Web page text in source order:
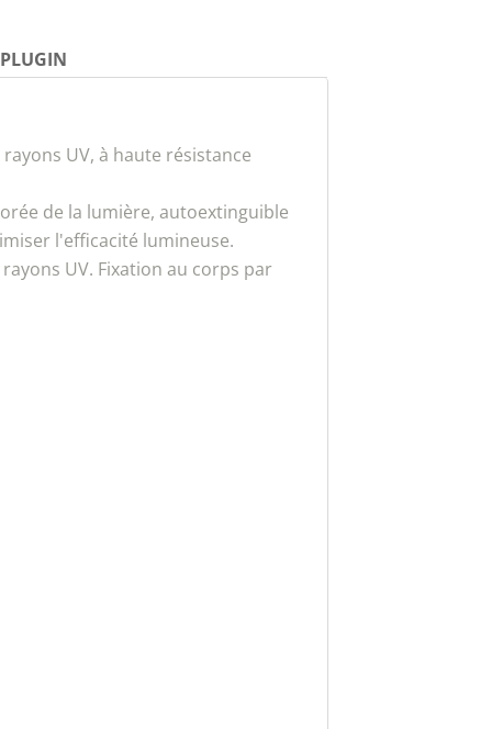
PLUGIN
UV, à haute résistance
de la lumière, autoextinguible
l'efficacité lumineuse.
UV. Fixation au corps par